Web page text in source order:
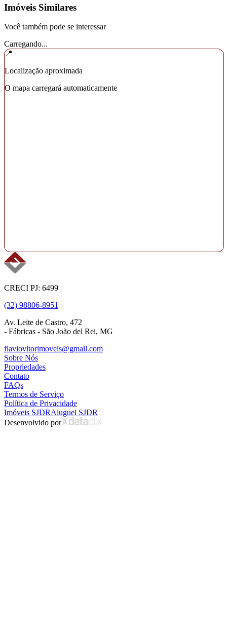
Imóveis Similares
Você também pode se interessar
Carregando...
📍
Localização aproximada
O mapa carregará automaticamente
CRECI PJ: 6499
(32) 98806-8951
Av. Leite de Castro, 472
- Fábricas - São João del Rei, MG
flaviovitorimoveis@gmail.com
Sobre Nós
Propriedades
Contato
FAQs
Termos de Serviço
Política de Privacidade
Imóveis SJDRAluguel SJDR
Desenvolvido por